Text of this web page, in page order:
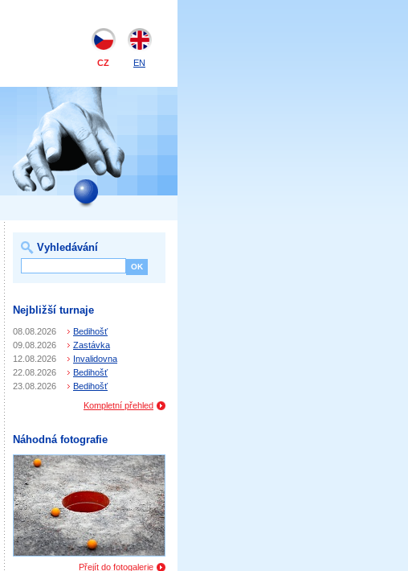
CZ EN
Vyhledávání
Nejbližší turnaje
08.08.2026
Bedihošť
09.08.2026
Zastávka
12.08.2026
Invalidovna
22.08.2026
Bedihošť
23.08.2026
Bedihošť
Kompletní přehled
Náhodná fotografie
Přejít do fotogalerie